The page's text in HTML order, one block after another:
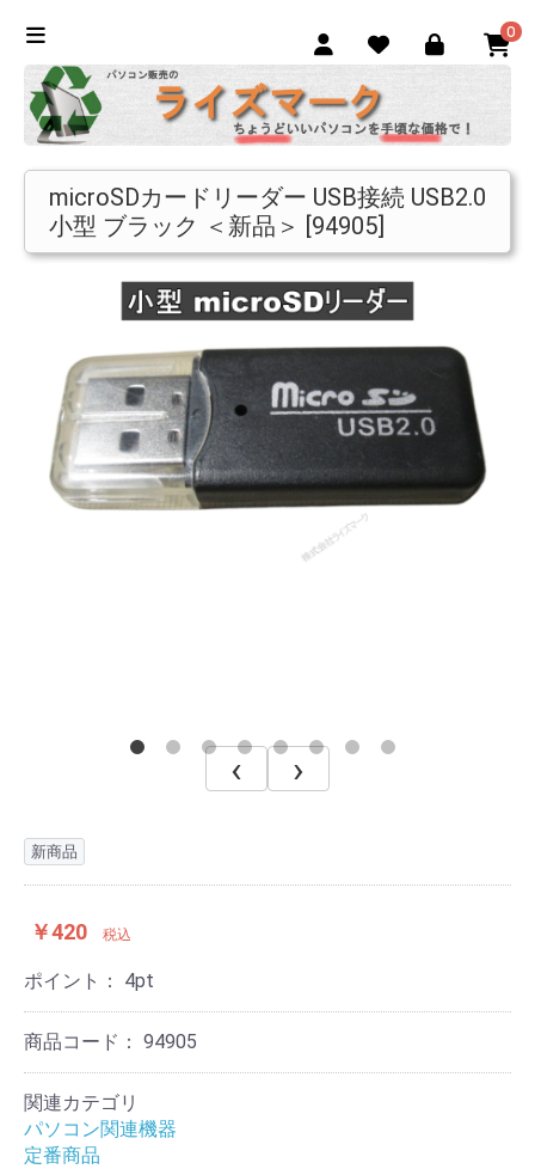
0
microSDカードリーダー USB接続 USB2.0
小型 ブラック ＜新品＞ [94905]
‹ ›
新商品
￥420 税込
ポイント： 4pt
商品コード： 94905
関連カテゴリ
パソコン関連機器
定番商品